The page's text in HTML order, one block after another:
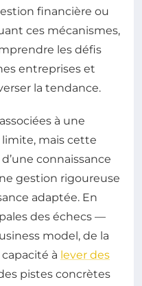
financière ou
ces mécanismes,
les défis
entreprises et
la tendance.
à une
limite, mais cette
connaissance
gestion rigoureuse
adaptée. En
des échecs —
model, de la
à lever des
pistes concrètes